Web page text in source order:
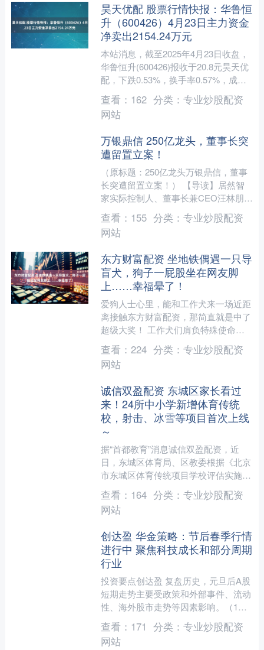
昊天优配 股票行情快报：华鲁恒
升（600426）4月23日主力资金
净卖出2154.24万元
本站消息，截至2025年4月23日收盘，
华鲁恒升(600426)报收于20.8元昊天优
配，下跌0.53%，换手率0.57%，成交
量12.04万手，成交额2.5亿....
查看： 162 分类： 专业炒股配资
网站
万银鼎信 250亿龙头，董事长突
遭留置立案！
（原标题：250亿龙头万银鼎信，董事
长突遭留置立案！） 【导读】居然智
家实际控制人、董事长兼CEO汪林朋，
近日被留置、立案 中国基金报记者 卢
鸰 居然智家4月1....
查看： 155 分类： 专业炒股配资
网站
东方财富配资 坐地铁偶遇一只导
盲犬，狗子一屁股坐在网友脚
上……幸福晕了！
爱狗人士心里，能和工作犬来一场近距
离接触东方财富配资，那简直就是中了
超级大奖！ 工作犬们肩负特殊使命，
平日里不是在训练场挥洒汗水，就是跟
着主人穿梭在各种需要它们....
查看： 224 分类： 专业炒股配资
网站
诚信双盈配资 东城区家长看过
来！24所中小学新增体育传统
校，射击、冰雪等项目首次上线
～
据“首都教育”消息诚信双盈配资，近
日，东城区体育局、区教委根据《北京
市东城区体育传统项目学校评估实施办
法（试行）》，在组织申报与综合评估
的基础上，结合区域体育发....
查看： 164 分类： 专业炒股配资
网站
创达盈 华金策略：节后春季行情
进行中 聚焦科技成长和部分周期
行业
投资要点创达盈 复盘历史，元旦后A股
短期走势主要受政策和外部事件、流动
性、海外股市走势等因素影响。（1）
2010年以来的16年中有11次上证综指
在节前10个交易....
查看： 171 分类： 专业炒股配资
网站